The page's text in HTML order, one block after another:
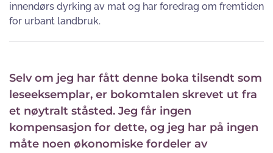
innendørs dyrking av mat og har foredrag om fremtiden
for urbant landbruk.
Selv om jeg har fått denne boka tilsendt som
leseeksemplar, er bokomtalen skrevet ut fra
et nøytralt ståsted. Jeg får ingen
kompensasjon for dette, og jeg har på ingen
måte noen økonomiske fordeler av